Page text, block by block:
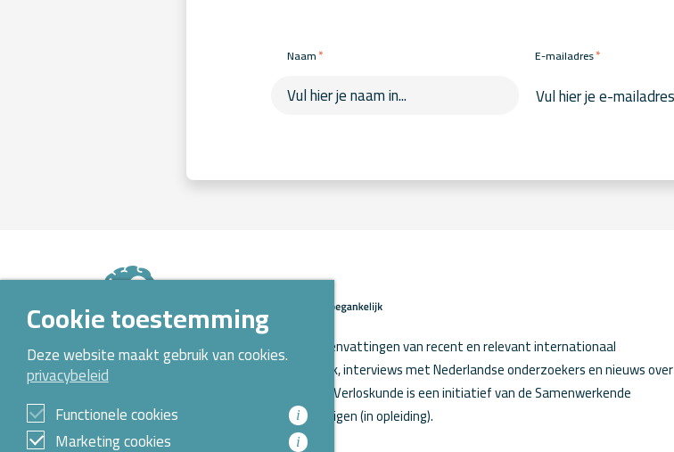
Naam* E-mailadres*
Op Kennispoort Verloskunde vind je samenvattingen van recent en relevant internationaal
verloskundig wetenschappelijk onderzoek, interviews met Nederlandse onderzoekers en nieuws over
o.a. aanstaande promoties. Kennispoort Verloskunde is een initiatief van de Samenwerkende
Opleidingen Verloskunde voor verloskundigen (in opleiding).
Cookie toestemming
Deze website maakt gebruik van cookies.
privacybeleid
Functionele cookies
i
Marketing cookies i